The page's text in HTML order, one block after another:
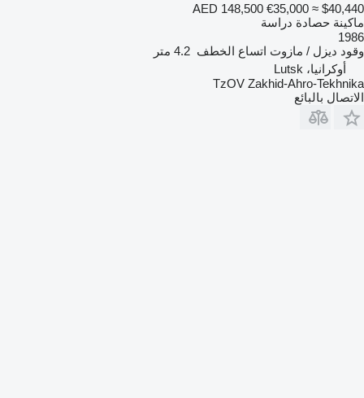
AED 148,500 €35,000 ≈ $40,440
ماكينة حصادة دراسة
1986
وقود ديزل / مازوت اتساع الخطف 4.2 متر
أوكرانيا، Lutsk
TzOV Zakhid-Ahro-Tekhnika
الاتصال بالبائع